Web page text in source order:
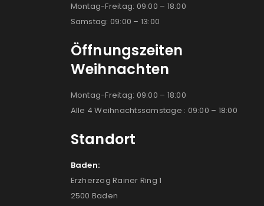
Montag-Freitag: 09:00 – 18:00
Samstag: 09:00 – 13:00
Öffnungszeiten
Weihnachten
Montag-Freitag: 09:00 – 18:00
Alle 4 Weihnachtssamstage : 09:00 – 18:00
Standort
Baden:
Erzherzog Rainer Ring 1
2500 Baden